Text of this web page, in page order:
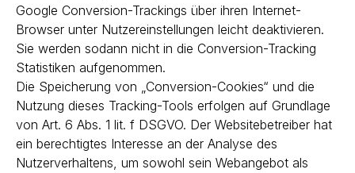
Google Conversion-Trackings über ihren Internet-
Browser unter Nutzereinstellungen leicht deaktivieren.
Sie werden sodann nicht in die Conversion-Tracking
Statistiken aufgenommen.
Die Speicherung von „Conversion-Cookies“ und die
Nutzung dieses Tracking-Tools erfolgen auf Grundlage
von Art. 6 Abs. 1 lit. f DSGVO. Der Websitebetreiber hat
ein berechtigtes Interesse an der Analyse des
Nutzerverhaltens, um sowohl sein Webangebot als